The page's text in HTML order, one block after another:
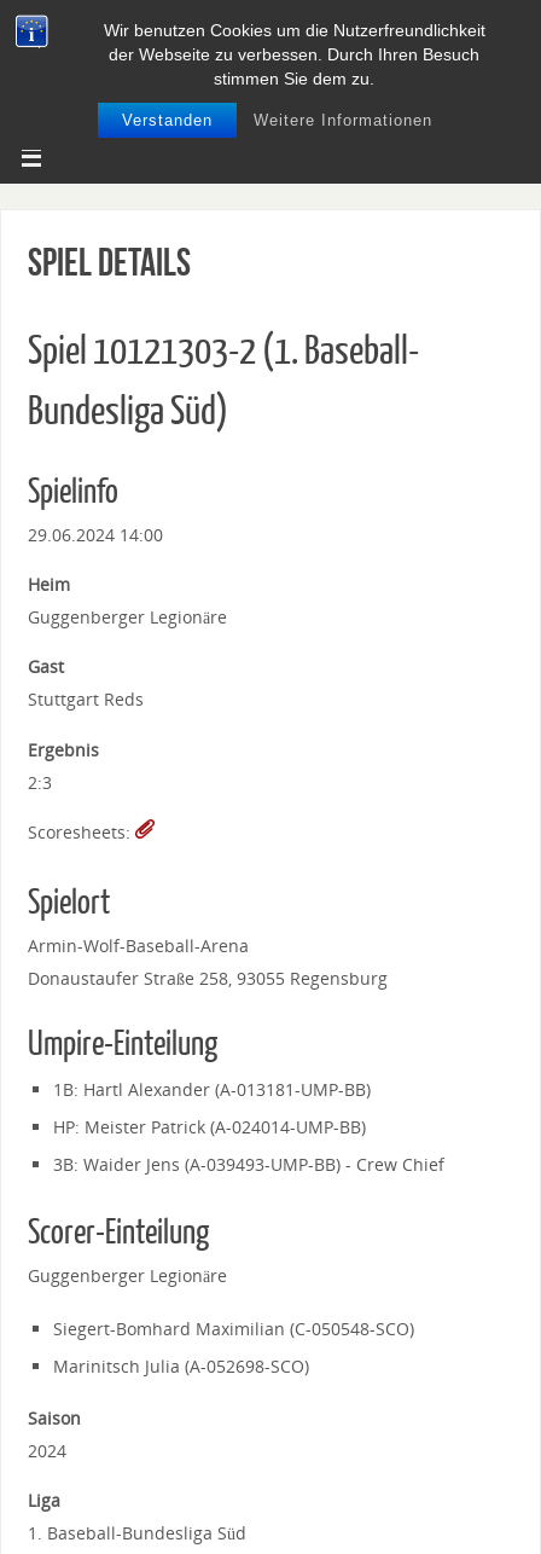
Wir benutzen Cookies um die Nutzerfreundlichkeit
der Webseite zu verbessen. Durch Ihren Besuch
stimmen Sie dem zu.
Verstanden Weitere Informationen
BASEBALL UND SOFTBALL IN
NIEDERSACHSEN
Spiel Details
Spiel 10121303-2 (1. Baseball-
Bundesliga Süd)
Spielinfo
29.06.2024 14:00
Heim
Guggenberger Legionäre
Gast
Stuttgart Reds
Ergebnis
2:3
Scoresheets:
Spielort
Armin-Wolf-Baseball-Arena
Donaustaufer Straße 258, 93055 Regensburg
Umpire-Einteilung
1B: Hartl Alexander (A-013181-UMP-BB)
HP: Meister Patrick (A-024014-UMP-BB)
3B: Waider Jens (A-039493-UMP-BB) - Crew Chief
Scorer-Einteilung
Guggenberger Legionäre
Siegert-Bomhard Maximilian (C-050548-SCO)
Marinitsch Julia (A-052698-SCO)
Saison
2024
Liga
1. Baseball-Bundesliga Süd